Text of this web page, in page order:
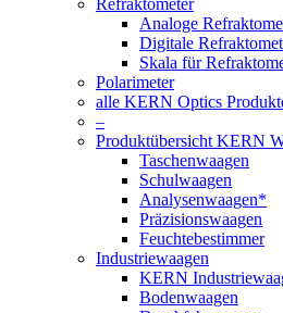
Refraktometer
Analoge
Digitale
Skala für
Polarimeter
alle KERN Optics
–
Produktübersicht KERN
Taschenwaagen
Schulwaagen
Analysenwaagen*
Präzisionswaagen
Feuchtebestimmer
Industriewaagen
KERN
Bodenwaagen